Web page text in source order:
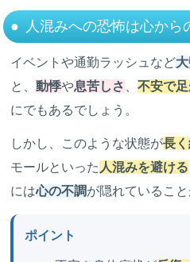
人混みへの恐怖は心から
イベントや通勤ラッシュなど
と、動悸や息苦しさ 、不安で
にでもあるでしょう。
しかし、このような状態が長く
モールといった 人混みを避ける
には心の不調が隠れていること
ポイント